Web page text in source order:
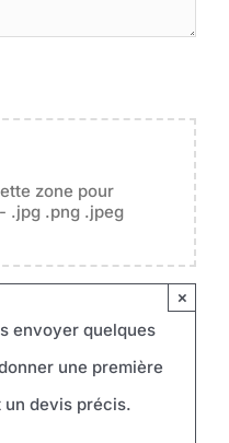
zone pour
.jpg .png .jpeg
envoyer quelques
une première
devis précis.
×